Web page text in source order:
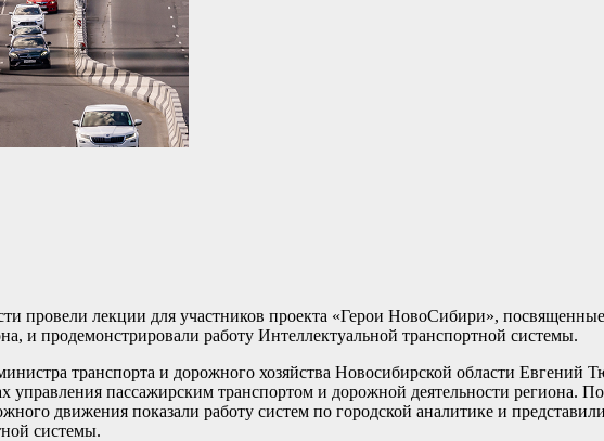
провели лекции для участников проекта «Герои НовоСибири», посвященные
и продемонстрировали работу Интеллектуальной транспортной системы.
транспорта и дорожного хозяйства Новосибирской области Евгений
пассажирским транспортом и дорожной деятельности региона.
движения показали работу систем по городской аналитике и представили
системы.